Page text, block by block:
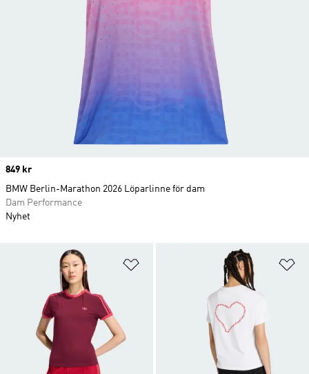
Lägg till på önskelistan
Price
849 kr
BMW Berlin-Marathon 2026 Löparlinne för dam
Dam Performance
Nyhet